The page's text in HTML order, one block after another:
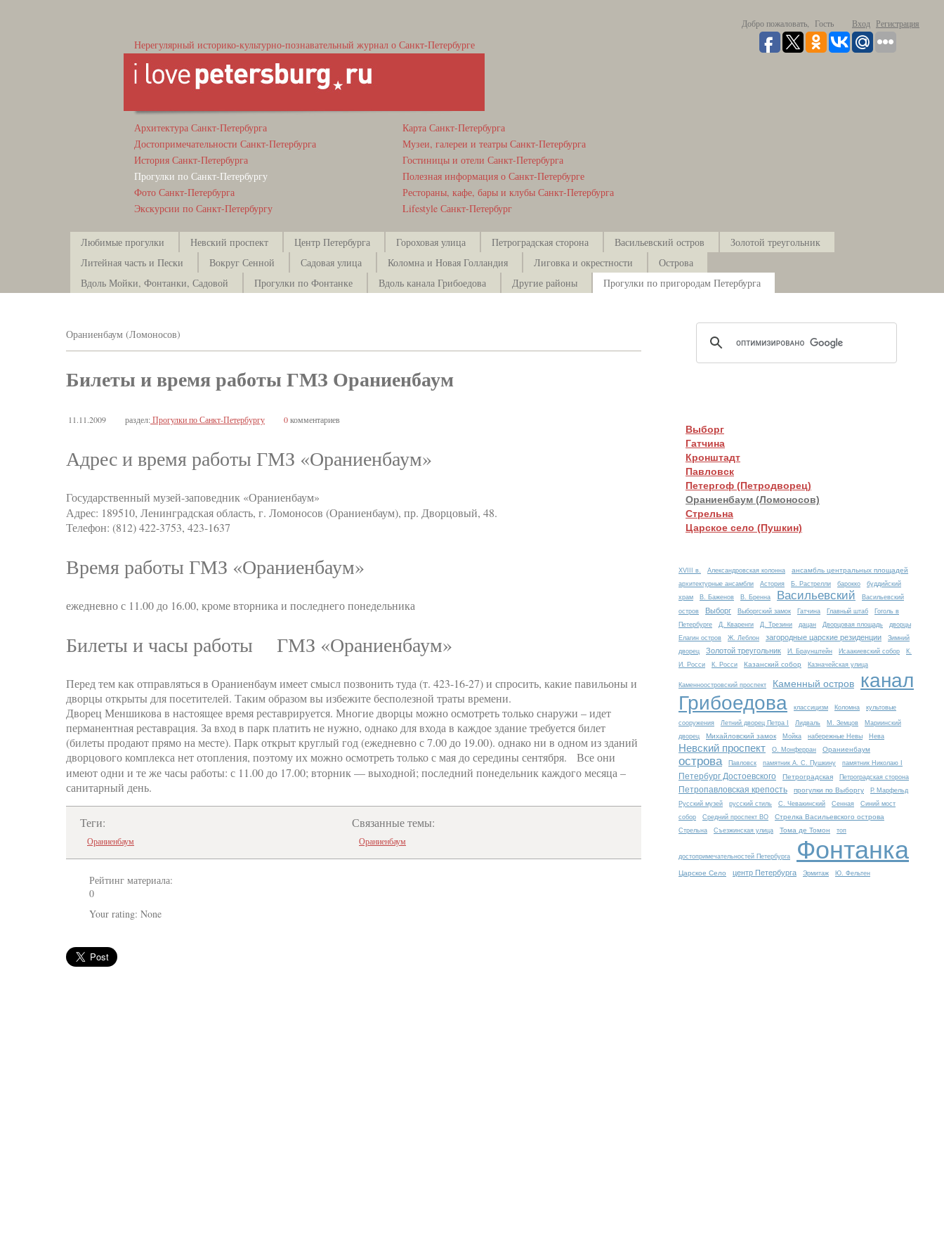
Добро пожаловать, Гость Вход Регистрация
Нерегулярный историко-культурно-познавательный журнал о Санкт-Петербурге
Архитектура Санкт-Петербурга
Достопримечательности Санкт-Петербурга
История Санкт-Петербурга
Прогулки по Санкт-Петербургу
Фото Санкт-Петербурга
Экскурсии по Санкт-Петербургу
Карта Санкт-Петербурга
Музеи, галереи и театры Санкт-Петербурга
Гостиницы и отели Санкт-Петербурга
Полезная информация о Санкт-Петербурге
Рестораны, кафе, бары и клубы Санкт-Петербурга
Lifestyle Санкт-Петербург
Любимые прогулки Невский проспект Центр Петербурга Гороховая улица Петроградская сторона Васильевский остров
Золотой треугольник
Литейная часть и Пески
Вокруг Сенной Садовая улица Коломна и Новая Голландия Лиговка и окрестности
Острова
Вдоль Мойки, Фонтанки, Садовой
Прогулки по Фонтанке Вдоль канала Грибоедова Другие районы Прогулки по пригородам Петербурга
Ораниенбаум (Ломоносов)
Билеты и время работы ГМЗ Ораниенбаум
11.11.2009 раздел:Прогулки по Санкт-Петербургу 0комментариев
Адрес и время работы ГМЗ «Ораниенбаум»
Государственный музей-заповедник «Ораниенбаум»
Адрес: 189510, Ленинградская область, г. Ломоносов (Ораниенбаум), пр. Дворцовый, 48.
Телефон: (812) 422-3753, 423-1637
Время работы ГМЗ «Ораниенбаум»
ежедневно с 11.00 до 16.00, кроме вторника и последнего понедельника
Билеты и часы работы ГМЗ «Ораниенбаум»
Перед тем как отправляться в Ораниенбаум имеет смысл позвонить туда (т. 423-16-27) и спросить, какие павильоны и
дворцы открыты для посетителей. Таким образом вы избежите бесполезной траты времени.
Дворец Меншикова в настоящее время реставрируется. Многие дворцы можно осмотреть только снаружи – идет
перманентная реставрация. За вход в парк платить не нужно, однако для входа в каждое здание требуется билет
(билеты продают прямо на месте). Парк открыт круглый год (ежедневно с 7.00 до 19.00). однако ни в одном из зданий
дворцового комплекса нет отопления, поэтому их можно осмотреть только с мая до середины сентября. Все они
имеют одни и те же часы работы: с 11.00 до 17.00; вторник — выходной; последний понедельник каждого месяца –
санитарный день.
Теги:
Ораниенбаум
Связанные темы:
Ораниенбаум
Рейтинг материала:
0
Your rating: None
Выборг
Гатчина
Кронштадт
Павловск
Петергоф (Петродворец)
Ораниенбаум (Ломоносов)
Стрельна
Царское село (Пушкин)
XVIII в. Александровская колонна ансамбль центральных площадей
архитектурные ансамбли Астория Б. Растрелли барокко
буддийский
храм
В. Баженов В. Бренна Васильевский
Васильевский
остров
Выборг Выборгский замок Гатчина Главный штаб
Гоголь в
Петербурге
Д. Кваренги Д. Трезини дацан Дворцовая площадь
дворцы
Елагин остров
Ж. Леблон загородные царские резиденции
Зимний
дворец
Золотой треугольник И. Браунштейн Исаакиевский собор
К.
И. Росси
К. Росси Казанский собор Казначейская улица
Каменноостровский проспект Каменный остров
канал
Грибоедова
классицизм Коломна культовые
сооружения Летний дворец Петра I Лидваль М. Земцов
Мариинский
дворец
Михайловский замок Мойка набережные Невы Нева
Невский проспект О. Монферран Ораниенбаум
острова Павловск памятник А. С. Пушкину памятник Николаю I
Петербург Достоевского Петроградская Петроградская сторона
Петропавловская крепость прогулки по Выборгу
Р. Марфельд
Русский музей
русский стиль С. Чевакинский Сенная
Синий мост
собор
Средний проспект ВО Стрелка Васильевского острова
Стрельна Съезжинская улица Тома де Томон топ
достопримечательностей Петербурга Фонтанка
Царское Село центр Петербурга Эрмитаж Ю. Фельтен